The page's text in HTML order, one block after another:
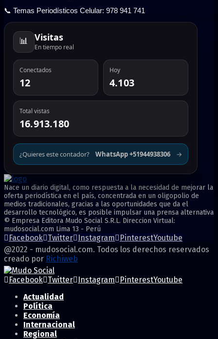
📞 Temas Periodísticos Celular: 978 941 741
📊 Visitas
En tiempo real
Conectados
12
Hoy
4.103
Total vistas
16.913.180
¿Quieres este contador? WhatsApp +51944938306 →
Nace un diario digital, como respuesta a la necesidad de mejorar la
oferta periodística en el país, concentrada en un oligopolio de
medios tradicionales, gracias a las oportunidades que da el
desarrollo tecnológico, es posible impulsar una prensa alternativa
© Empresa Editora Mudo Social S.R.L. Direccion Virtual:
mudosocial.com Lima 13 - Perú
Facebook Twitter Instagram PinterestYoutube
@2022 - mudosocial.com. Todos los derechos reservados
creado por Richiweb
Facebook Twitter Instagram PinterestYoutube
Actualidad
Política
Economía
Internacional
Regional